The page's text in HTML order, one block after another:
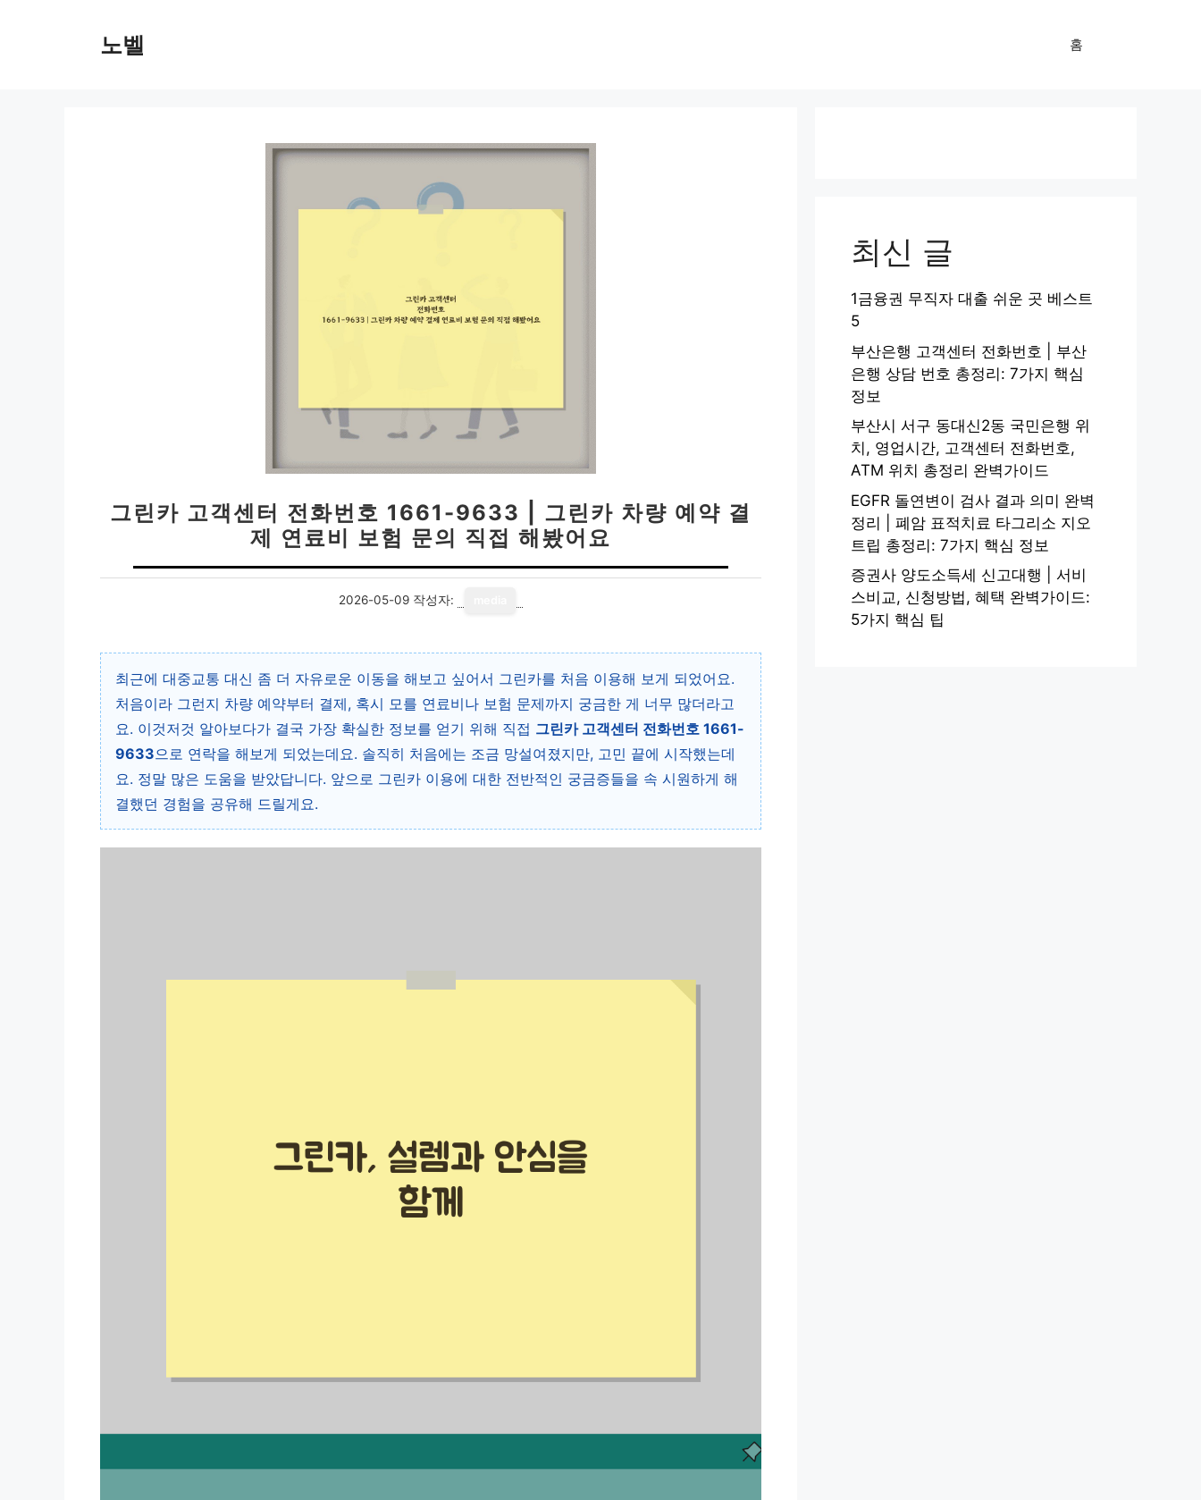
노벨 홈
그린카 고객센터 전화번호 1661-9633 | 그린카 차량 예약 결
제 연료비 보험 문의 직접 해봤어요
2026-05-09 작성자:
최근에 대중교통 대신 좀 더 자유로운 이동을 해보고 싶어서 그린카를 처음 이용해 보게 되었어요.
처음이라 그런지 차량 예약부터 결제, 혹시 모를 연료비나 보험 문제까지 궁금한 게 너무 많더라고
요. 이것저것 알아보다가 결국 가장 확실한 정보를 얻기 위해 직접 그린카 고객센터 전화번호 1661-
9633으로 연락을 해보게 되었는데요. 솔직히 처음에는 조금 망설여졌지만, 고민 끝에 시작했는데
요. 정말 많은 도움을 받았답니다. 앞으로 그린카 이용에 대한 전반적인 궁금증들을 속 시원하게 해
결했던 경험을 공유해 드릴게요.
최신 글
1금융권 무직자 대출 쉬운 곳 베스트
5
부산은행 고객센터 전화번호 | 부산
은행 상담 번호 총정리: 7가지 핵심
정보
부산시 서구 동대신2동 국민은행 위
치, 영업시간, 고객센터 전화번호,
ATM 위치 총정리 완벽가이드
EGFR 돌연변이 검사 결과 의미 완벽
정리 | 폐암 표적치료 타그리소 지오
트립 총정리: 7가지 핵심 정보
증권사 양도소득세 신고대행 | 서비
스비교, 신청방법, 혜택 완벽가이드:
5가지 핵심 팁